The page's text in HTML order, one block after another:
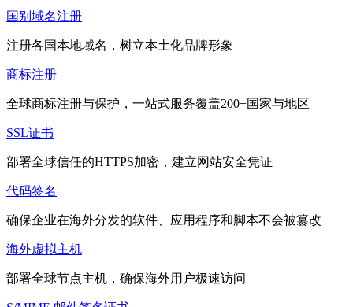
国别域名注册
注册各国本地域名，树立本土化品牌形象
商标注册
全球商标注册与保护，一站式服务覆盖200+国家与地区
SSL证书
部署全球信任的HTTPS加密，建立网站安全凭证
代码签名
确保企业在海外分发的软件、应用程序和脚本不会被篡改
海外虚拟主机
部署全球节点主机，确保海外用户极速访问